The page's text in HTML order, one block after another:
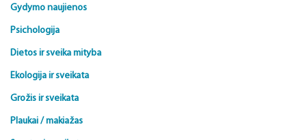
Gydymo naujienos
Psichologija
Dietos ir sveika mityba
Ekologija ir sveikata
Grožis ir sveikata
Plaukai / makiažas